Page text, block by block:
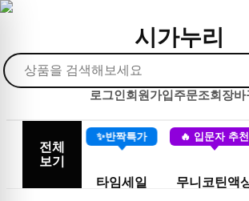
시가누리
로그인회원가입주문조회장바
전체
보기
✨반짝특가
타임세일
🔥 입문자 추천
무니코틴액